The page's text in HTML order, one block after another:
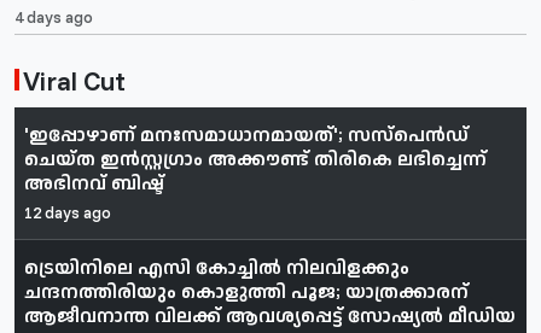
4 days ago
Viral Cut
'ഇപ്പോഴാണ് മനഃസമാധാനമായത്'; സസ്പെൻഡ്
ചെയ്ത ഇൻസ്റ്റഗ്രാം അക്കൗണ്ട് തിരികെ ലഭിച്ചെന്ന്
അഭിനവ് ബിഷ്ട്
12 days ago
ട്രെയിനിലെ എസി കോച്ചിൽ നിലവിളക്കും
ചന്ദനത്തിരിയും കൊളുത്തി പൂജ; യാത്രക്കാരന്
ആജീവനാന്ത വിലക്ക് ആവശ്യപ്പെട്ട് സോഷ്യൽ മീഡിയ